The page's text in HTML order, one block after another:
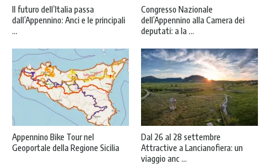
Il futuro dell’Italia passa
dall’Appennino: Anci e le principali
...
Congresso Nazionale
dell’Appennino alla Camera dei
deputati: a la ...
Appennino Bike Tour nel
Geoportale della Regione Sicilia
Dal 26 al 28 settembre
Attractive a Lancianofiera: un
viaggio anc ...